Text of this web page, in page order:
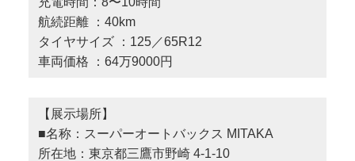
航続距離 ：40km
タイヤサイズ ：125／65R12
車両価格 ：64万9000円
【展示場所】
■名称：スーパーオートバックス MITAKA
所在地：東京都三鷹市野崎 4-1-10